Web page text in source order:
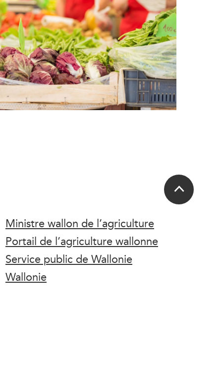
Ministre wallon de l’agriculture
Portail de l’agriculture wallonne
Service public de Wallonie
Wallonie